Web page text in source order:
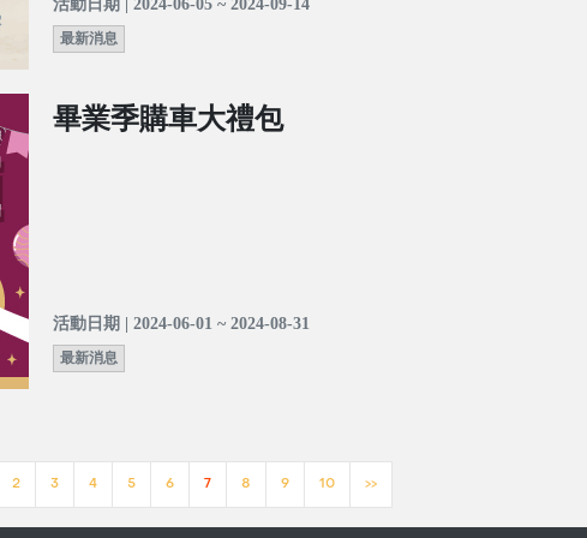
活動日期 | 2024-06-05 ~ 2024-09-14
最新消息
畢業季購車大禮包
活動日期 | 2024-06-01 ~ 2024-08-31
最新消息
2 3 4 5 6 7 8 9 10 >>